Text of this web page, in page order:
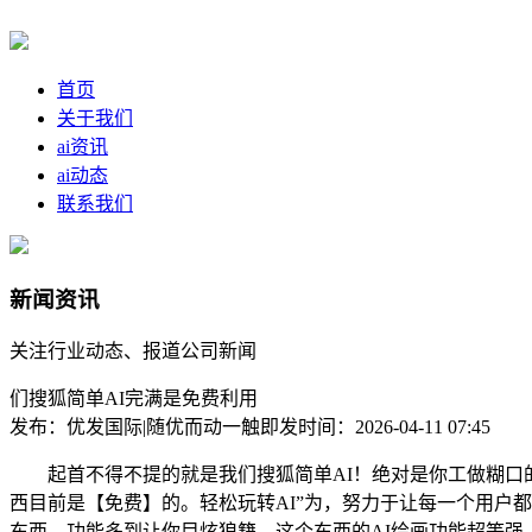
首页
关于我们
ai资讯
ai动态
联系我们
新闻资讯
关注行业动态、报道公司新闻
们搜狐简单AI完满是免费利用
发布：优发国际|随优而动一触即发时间：2026-04-11 07:45
起首不得不提的就是我们搜狐简单AI！绝对是你工做糊口
西目前是【免费】的。轻松玩转AI”为，努力于让每一个用户